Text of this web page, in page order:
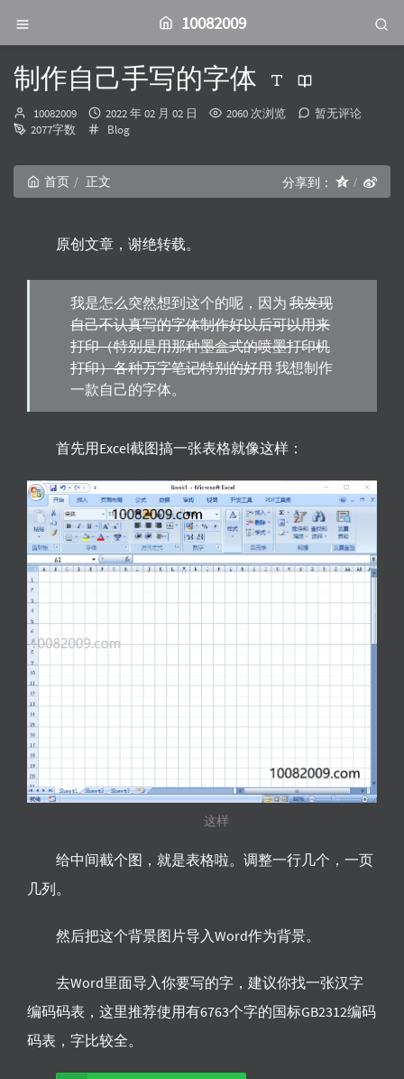
10082009
制作自己手写的字体
博
主：
10082009
发
布
2022 年 02 月 02 日 2060 次浏览
暂无评论
2077字数
分
Blog
首页 正文 分享到：
原创文章，谢绝转载。
我是怎么突然想到这个的呢，因为 我发现
自己不认真写的字体制作好以后可以用来
打印（特别是用那种墨盒式的喷墨打印机
打印）各种万字笔记特别的好用我想制作
一款自己的字体。
首先用Excel截图搞一张表格就像这样：
这样
给中间截个图，就是表格啦。调整一行几个，一页
几列。
然后把这个背景图片导入Word作为背景。
去Word里面导入你要写的字，建议你找一张汉字
编码码表，这里推荐使用有6763个字的国标GB2312编码
码表，字比较全。